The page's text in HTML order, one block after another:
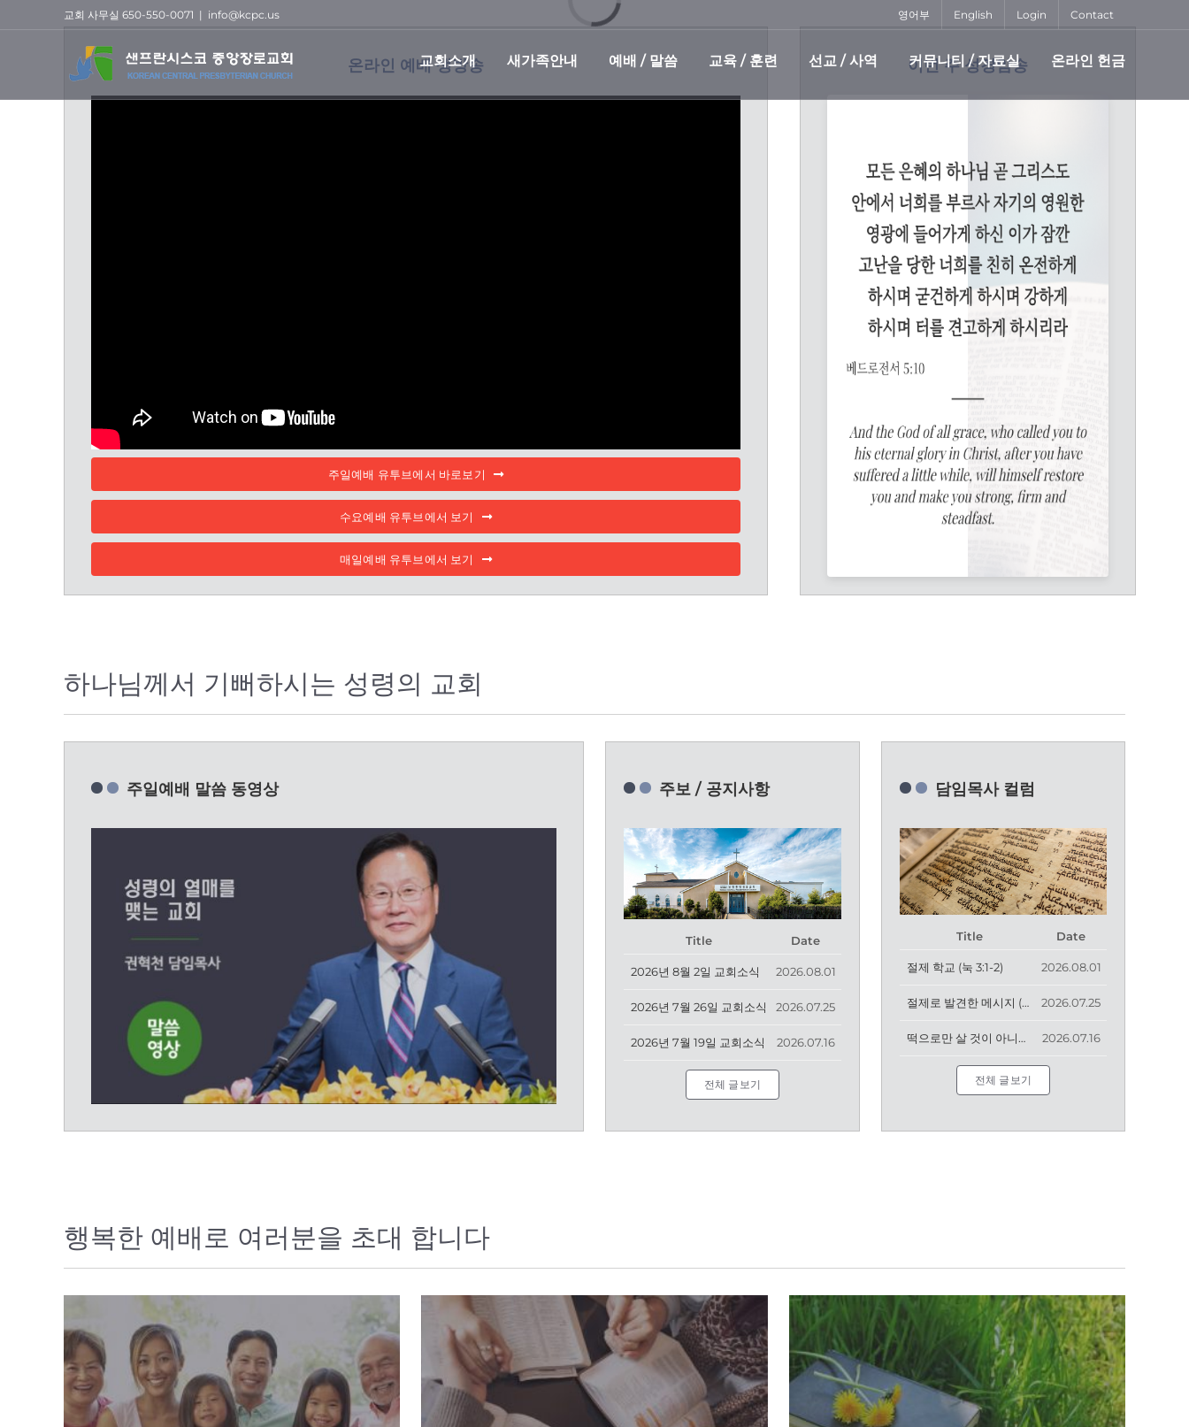
교회 사무실 650-550-0071 | info@kcpc.us 영어부 English Login Contact
교회소개 새가족안내 예배 / 말씀 교육 / 훈련 선교 / 사역 커뮤니티 / 자료실 온라인 헌금
Loading...
온라인 예배 생방송
주일예배 유투브에서 바로보기
수요예배 유투브에서 보기
매일예배 유투브에서 보기
이번 주 성경암송
하나님께서 기뻐하시는 성령의 교회
주일예배 말씀 동영상 주보 / 공지사항
Title Date
2026년 8월 2일 교회소식 2026.08.01
2026년 7월 26일 교회소식 2026.07.25
2026년 7월 19일 교회소식 2026.07.16
전체 글보기
담임목사 컬럼
Title Date
절제 학교 (눅 3:1-2) 2026.08.01
절제로 발견한 메시지 (출 2:11-22) 2026.07.25
떡으로만 살 것이 아니라 (눅 4:1-4) 2026.07.16
전체 글보기
행복한 예배로 여러분을 초대 합니다